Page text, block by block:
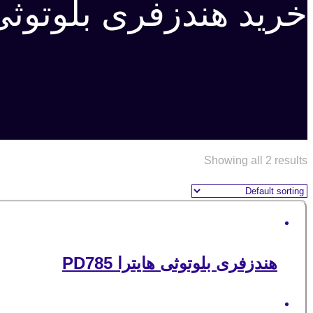
خرید هندزفری بلوتوثی
Showing all 2 results
هندزفری بلوتوثی هایترا PD785